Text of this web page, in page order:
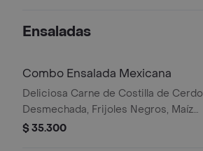
Ensaladas
Combo Ensalada Mexicana
Deliciosa Carne de Costilla de Cerdo
Desmechada, Frijoles Negros, Maíz
tierno, Queso mozzarella, Guacamole,
$ 35.300